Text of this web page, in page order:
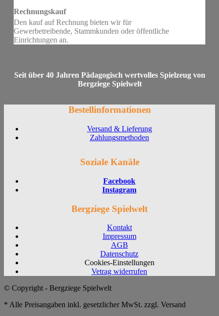
Rechnungskauf
Den kauf auf Rechnung bieten wir für
Gewerbetreibende, Stammkunden oder öffentliche
Einrichtungen an.
Seit über 40 Jahren Pädagogisch wertvolles Spielzeug von
Bergziege Spielwelt
Bestellinformationen
Versand & Lieferung
Zahlungsmethoden
Soziale Kanäle
Facebook
Instagram
Bergziege Spielwelt
Kontakt
Impressum
AGB
Datenschutz
Cookies-Einstellungen
Vetrag widerrufen
© Copyright - Bergziege Spielwelt
* Alle Preisangaben inkl. gesetzlicher MwSt. zzgl. Versand